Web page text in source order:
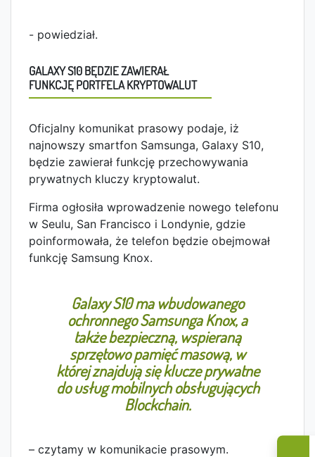
- powiedział.
GALAXY S10 BĘDZIE ZAWIERAŁ
FUNKCJĘ PORTFELA KRYPTOWALUT
Oficjalny komunikat prasowy podaje, iż
najnowszy smartfon Samsunga, Galaxy S10,
będzie zawierał funkcję przechowywania
prywatnych kluczy kryptowalut.
Firma ogłosiła wprowadzenie nowego telefonu
w Seulu, San Francisco i Londynie, gdzie
poinformowała, że telefon będzie obejmował
funkcję Samsung Knox.
Galaxy S10 ma wbudowanego
ochronnego Samsunga Knox, a
także bezpieczną, wspieraną
sprzętowo pamięć masową, w
której znajdują się klucze prywatne
do usług mobilnych obsługujących
Blockchain.
– czytamy w komunikacie prasowym.